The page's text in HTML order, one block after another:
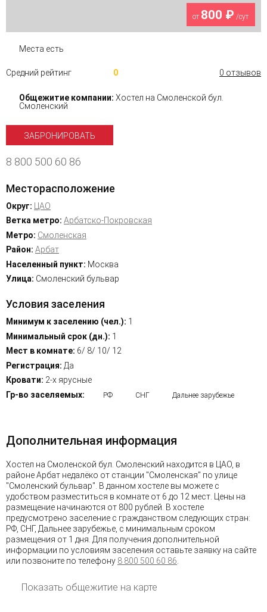
от 800 ₽ /сут
Места есть
Средний рейтинг 0 0 отзывов
Общежитие компании: Хостел на Смоленской бул.
Смоленский
ЗАБРОНИРОВАТЬ
8 800 500 60 86
Месторасположение
Округ:
ЦАО
Ветка метро: Арбатско-Покровская
Метро: Смоленская
Район: Арбат
Населенный пункт: Москва
Улица: Смоленский бульвар
Условия заселения
Минимум к заселению (чел.): 1
Минимальный срок (дн.): 1
Мест в комнате: 6/ 8/ 10/ 12
Регистрация: Да
Кровати: 2-х ярусные
Гр-во заселяемых:
РФ СНГ Дальнее зарубежье
Дополнительная информация
Хостел на Смоленской бул. Смоленский находится в ЦАО, в
районе Арбат недалёко от станции "Смоленская" по улице
"Смоленский бульвар". В данном хостеле вы можете с
удобством разместиться в комнате от 6 до 12 мест. Цены на
размещение начинаются от 800 рублей. В хостеле
предусмотрено заселение с гражданством следующих стран:
РФ, СНГ, Дальнее зарубежье, с минимальным сроком
размещения от 1 дня. Для получения дополнительной
информации по условиям заселения оставьте заявку на сайте
или позвоните по телефону 8 800 500 60 86
Показать общежитие на карте